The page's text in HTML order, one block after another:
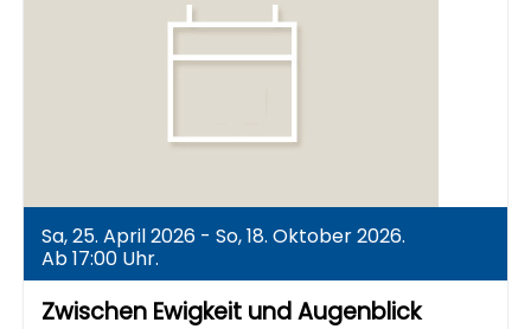
Sa, 25. April 2026 - So, 18. Oktober 2026.
Ab 17:00 Uhr.
Zwischen Ewigkeit und Augenblick